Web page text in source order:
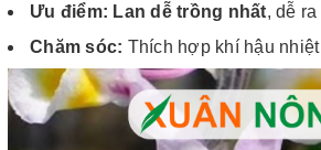
Ưu điểm: Lan dễ trồng nhất, dễ
Chăm sóc: Thích hợp khí hậu